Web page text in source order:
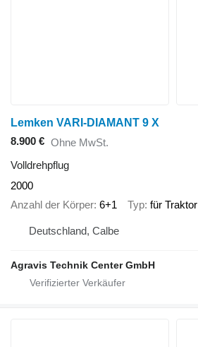
Lemken VARI-DIAMANT 9 X
8.900 € Ohne MwSt.
Volldrehpflug
2000
Anzahl der Körper 6+1 Typ für Traktor
Deutschland, Calbe
Agravis Technik Center GmbH